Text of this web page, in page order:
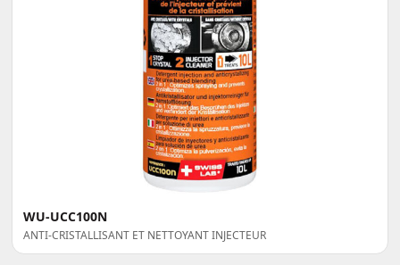
WU-UCC100N
ANTI-CRISTALLISANT ET NETTOYANT INJECTEUR